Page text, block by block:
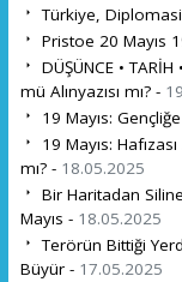
Türkiye,
Pristoe 20 Mayıs
DÜŞÜNCE •
mü Alınyazısı mı? -
19 Mayıs:
19 Mayıs:
mı? - 18.05.2025
Bir Haritadan
Mayıs - 18.05.2025
Terörün Bittiği
Büyür - 17.05.2025